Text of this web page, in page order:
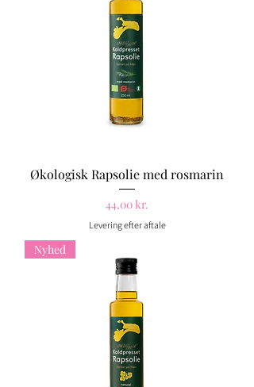
Økologisk Rapsolie med rosmarin
Pris
44,00 kr.
Levering efter aftale
Nyhed